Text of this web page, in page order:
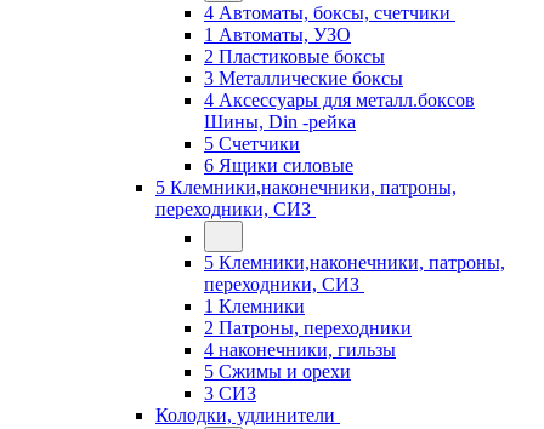
4 Автоматы, боксы, счетчики
1 Автоматы, УЗО
2 Пластиковые боксы
3 Металлические боксы
4 Аксессуары для металл.боксов
Шины, Din -рейка
5 Счетчики
6 Ящики силовые
5 Клемники,наконечники, патроны,
переходники, СИЗ
5 Клемники,наконечники, патроны,
переходники, СИЗ
1 Клемники
2 Патроны, переходники
4 наконечники, гильзы
5 Сжимы и орехи
3 СИЗ
Колодки, удлинители